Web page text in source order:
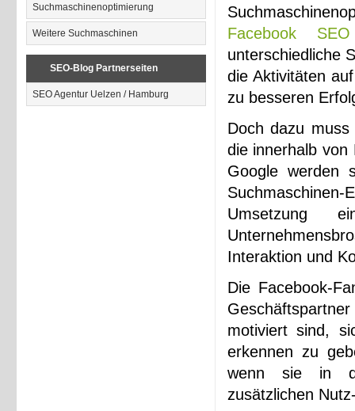
Suchmaschinenoptimierung
Weitere Suchmaschinen
SEO-Blog Partnerseiten
SEO Agentur Uelzen / Hamburg
Facebook
unterschiedliche
die Aktivitäten
zu besseren
Doch dazu
die innerhalb von
Google werden
Umsetzung
Interaktion und
Die Facebook-
motiviert sind,
erkennen zu
wenn sie in
zusätzlichen